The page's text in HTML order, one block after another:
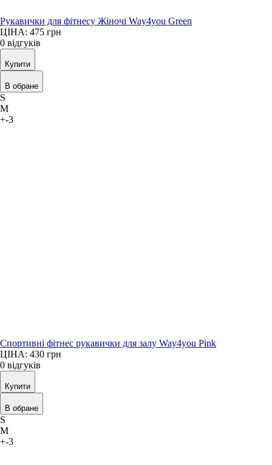
Рукавички для фітнесу Жіночі Way4you Green
ЦІНА: 475 грн
0 відгуків
Купити
В обране
S
M
+-3
Спортивні фітнес рукавички для залу Way4you Pink
ЦІНА: 430 грн
0 відгуків
Купити
В обране
S
M
+-3